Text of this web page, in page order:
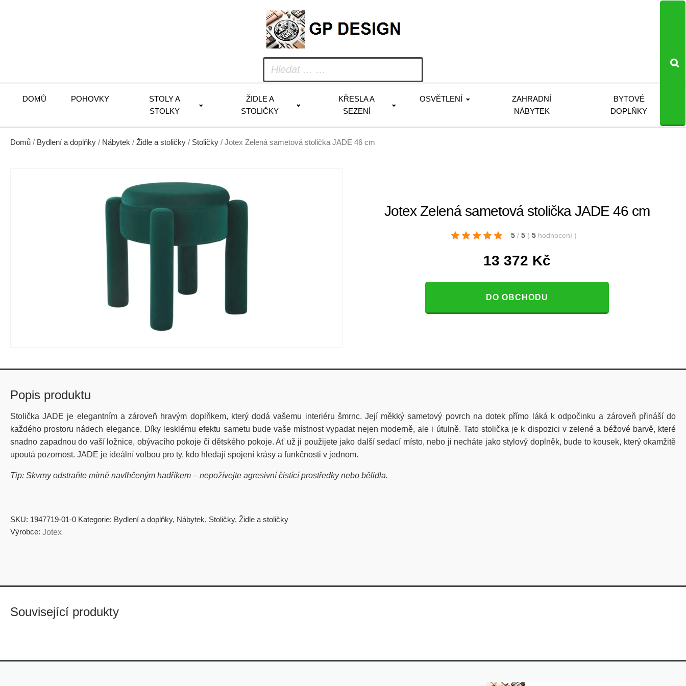
DOMŮ POHOVKY
STOLY A
STOLKY
ŽIDLE A
STOLIČKY
KŘESLA A
SEZENÍ
OSVĚTLENÍ
ZAHRADNÍ
NÁBYTEK
BYTOVÉ
DOPLŇKY
Domů / Bydlení a doplňky / Nábytek / Židle a stoličky / Stoličky / Jotex Zelená sametová stolička JADE 46 cm
Jotex Zelená sametová stolička JADE 46 cm
5 / 5 ( 5 hodnocení )
13 372 Kč
DO OBCHODU
Popis produktu
Stolička JADE je elegantním a zároveň hravým doplňkem, který dodá vašemu interiéru šmrnc. Její měkký sametový povrch na dotek přímo láká k odpočinku a zároveň přináší do
každého prostoru nádech elegance. Díky lesklému efektu sametu bude vaše místnost vypadat nejen moderně, ale i útulně. Tato stolička je k dispozici v zelené a béžové barvě, které
snadno zapadnou do vaší ložnice, obývacího pokoje či dětského pokoje. Ať už ji použijete jako další sedací místo, nebo ji necháte jako stylový doplněk, bude to kousek, který okamžitě
upoutá pozornost. JADE je ideální volbou pro ty, kdo hledají spojení krásy a funkčnosti v jednom.
Tip: Skvrny odstraňte mírně navlhčeným hadříkem – nepožívejte agresivní čistící prostředky nebo bělidla.
SKU: 1947719-01-0 Kategorie: Bydlení a doplňky, Nábytek, Stoličky, Židle a stoličky
Výrobce: Jotex
Související produkty